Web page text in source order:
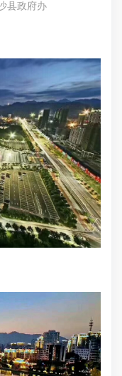
县政府办